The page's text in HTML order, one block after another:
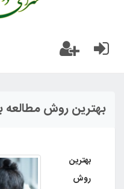
بهترین روش مطالعه
بهترین
روش